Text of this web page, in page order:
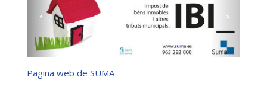
Pagina web de SUMA